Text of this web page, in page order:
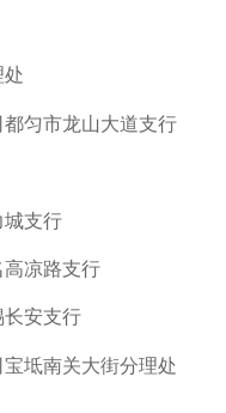
处
匀市龙山大道支行
城支行
凉路支行
长安支行
坻南关大街分理处